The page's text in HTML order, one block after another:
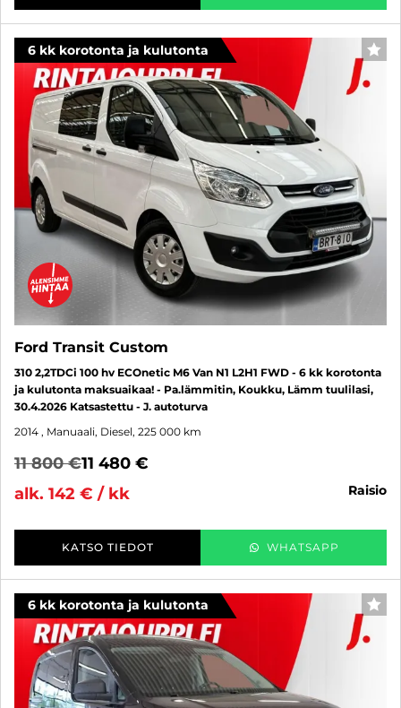
6 kk korotonta ja kulutonta
Ford Transit Custom
310 2,2TDCi 100 hv ECOnetic M6 Van N1 L2H1 FWD - 6 kk korotonta
ja kulutonta maksuaikaa! - Pa.lämmitin, Koukku, Lämm tuulilasi,
30.4.2026 Katsastettu - J. autoturva
2014 , Manuaali, Diesel, 225 000 km
11 800 €11 480 €
alk. 142 € / kk
raisio
KATSO TIEDOT WHATSAPP
6 kk korotonta ja kulutonta